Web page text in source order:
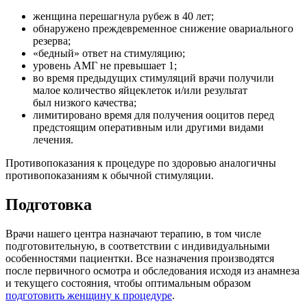
женщина перешагнула рубеж в 40 лет;
обнаружено преждевременное снижение овариального
резерва;
«бедный» ответ на стимуляцию;
уровень АМГ не превышает 1;
во время предыдущих стимуляций врачи получили
малое количество яйцеклеток и/или результат
был низкого качества;
лимитировано время для получения ооцитов перед
предстоящим оперативным или другими видами
лечения.
Противопоказания к процедуре по здоровью аналогичны
противопоказаниям к обычной стимуляции.
Подготовка
Врачи нашего центра назначают терапию, в том числе
подготовительную, в соответствии с индивидуальными
особенностями пациентки. Все назначения производятся
после первичного осмотра и обследования исходя из анамнеза
и текущего состояния, чтобы оптимальным образом
подготовить женщину к процедуре.